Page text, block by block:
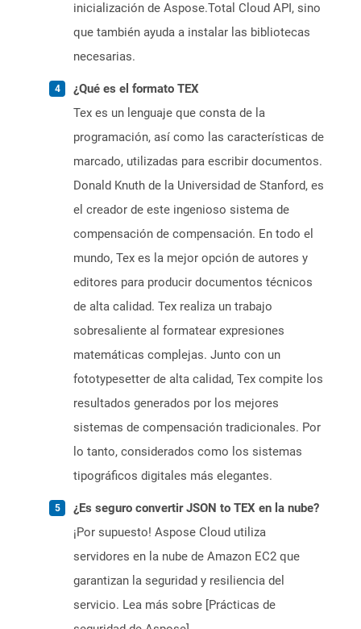
inicialización de Aspose.Total Cloud API, sino
que también ayuda a instalar las bibliotecas
necesarias.
¿Qué es el formato TEX
Tex es un lenguaje que consta de la
programación, así como las características de
marcado, utilizadas para escribir documentos.
Donald Knuth de la Universidad de Stanford, es
el creador de este ingenioso sistema de
compensación de compensación. En todo el
mundo, Tex es la mejor opción de autores y
editores para producir documentos técnicos
de alta calidad. Tex realiza un trabajo
sobresaliente al formatear expresiones
matemáticas complejas. Junto con un
fototypesetter de alta calidad, Tex compite los
resultados generados por los mejores
sistemas de compensación tradicionales. Por
lo tanto, considerados como los sistemas
tipográficos digitales más elegantes.
¿Es seguro convertir JSON to TEX en la nube?
¡Por supuesto! Aspose Cloud utiliza
servidores en la nube de Amazon EC2 que
garantizan la seguridad y resiliencia del
servicio. Lea más sobre [Prácticas de